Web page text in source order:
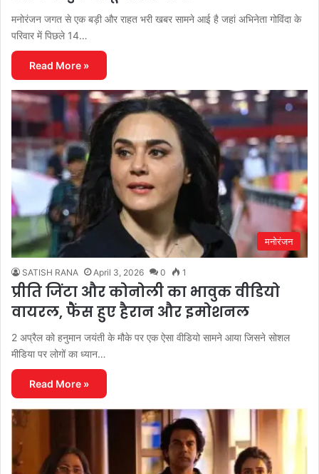
मनोरंजन जगत से एक बड़ी और राहत भरी खबर सामने आई है जहां अभिनेता गोविंदा के
परिवार में पिछले 14…
Read More »
मनोरंजन
SATISH RANA April 3, 2026 0 1
प्रीति जिंटा और कोनोली का भावुक वीडियो
वायरल, फैंस हुए हैरान और इमोशनल
2 अप्रैल को हनुमान जयंती के मौके पर एक ऐसा वीडियो सामने आया जिसने सोशल
मीडिया पर लोगों का ध्यान…
Read More »